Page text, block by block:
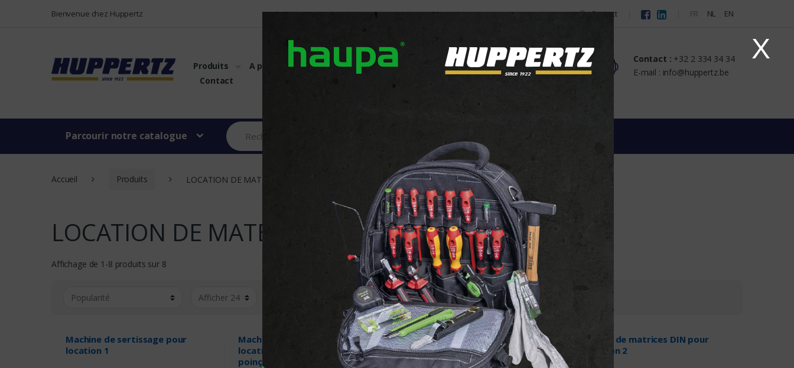
X
Bienvenue chez Huppertz Contact FR NL EN
Produits A propos Nos marques Actualités
Téléchargements
Contact
Contact : +32 2 334 34 34
E-mail : info@huppertz.be
Parcourir notre catalogue
Accueil Produits LOCATION DE MATERIEL (Via votre grossiste)
LOCATION DE MATERIEL (Via votre grossiste)
Affichage de 1-8 produits sur 8
Machine de sertissage pour
location 1
Machine de sertissage pour
location 2 - Sertir, couper,
poinçon, emporte pièce
Coffre de matrices Standard
pour location 1
Coffre de matrices DIN pour
location 2